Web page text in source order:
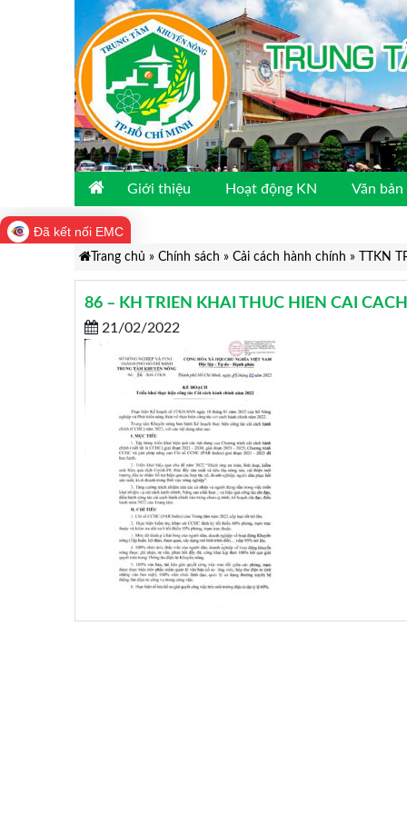
Giới thiệu Hoạt động KN Văn
Đã kết nối EMC
Trang chủ » Chính sách » Cải cách hành chính » TTKN
86 – KH TRIEN KHAI THUC HIEN CAI
21/02/2022